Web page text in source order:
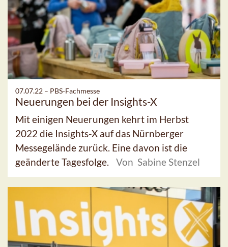
07.07.22 – PBS-Fachmesse
Neuerungen bei der Insights-X
Mit einigen Neuerungen kehrt im Herbst
2022 die Insights-X auf das Nürnberger
Messegelände zurück. Eine davon ist die
geänderte Tagesfolge.
Von Sabine Stenzel